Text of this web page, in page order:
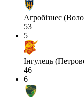
Агробізнес
53
5
Інгулець
46
6